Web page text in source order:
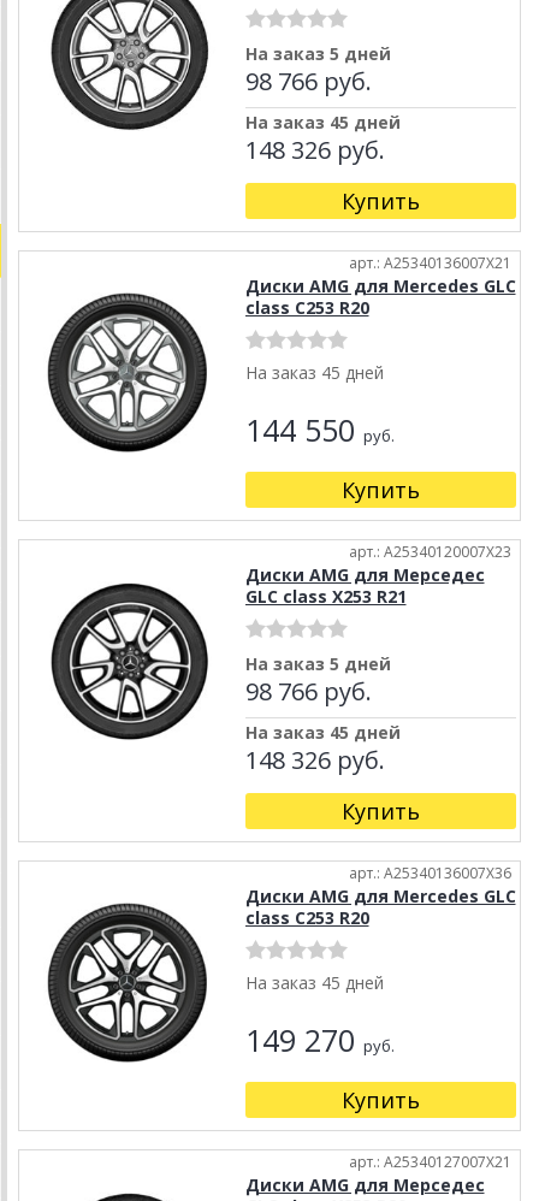
На заказ 5 дней
98 766 руб.
На заказ 45 дней
148 326 руб.
Купить
арт.: A25340136007X21
Диски AMG для Mercedes GLC
class C253 R20
На заказ 45 дней
144 550 руб.
Купить
арт.: A25340120007X23
Диски AMG для Мерседес
GLC class X253 R21
На заказ 5 дней
98 766 руб.
На заказ 45 дней
148 326 руб.
Купить
арт.: A25340136007X36
Диски AMG для Mercedes GLC
class C253 R20
На заказ 45 дней
149 270 руб.
Купить
арт.: A25340127007X21
Диски AMG для Мерседес